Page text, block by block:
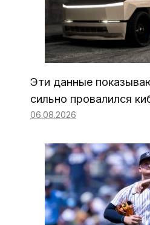
Эти данные
сильно провалился
06.08.2026